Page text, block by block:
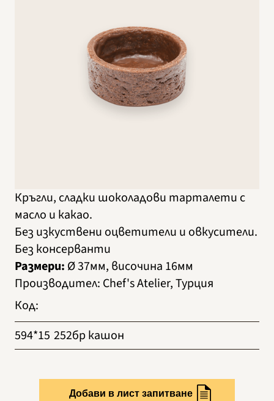
Кръгли, сладки шоколадови тарталети с
масло и какао.
Без изкуствени оцветители и овкусители.
Без консерванти
Размери: Ø 37мм, височина 16мм
Производител: Chef's Atelier, Турция
Код:
594*15 252бр кашон
Добави в лист запитване